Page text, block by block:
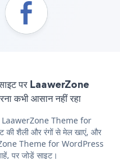
पर LaawerZone
कभी आसान नहीं रहा
Theme for
की शैली और रंगों से मेल खाएं, और
Theme for WordPress
पर जोड़ें साइट।